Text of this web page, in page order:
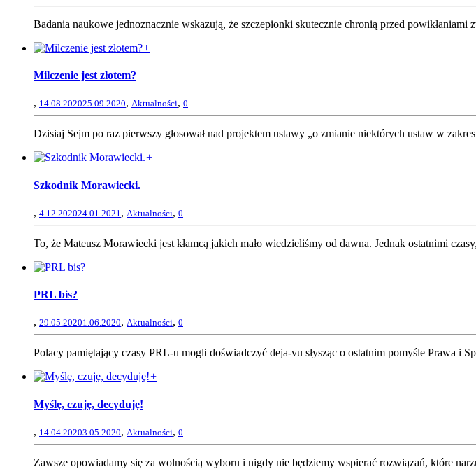
Badania naukowe jednoznacznie wskazują, że szczepionki skutecznie chronią przed
+
Milczenie jest złotem?
, 14.08.202025.09.2020, Aktualności, 0
Dzisiaj Sejm po raz pierwszy głosował nad projektem ustawy „o zmianie niektórych ustaw w
+
Szkodnik Morawiecki.
, 4.12.202024.01.2021 , Aktualności, 0
To, że Mateusz Morawiecki jest kłamcą jakich mało wiedzieliśmy od dawna. Jednak ostatnimi
+
PRL bis?
, 29.05.20201.06.2020, Aktualności, 0
Polacy pamiętający czasy PRL-u mogli doświadczyć deja-vu słysząc o ostatnim pomyśle Prawa i
+
Myślę, czuję, decyduję!
, 14.04.20203.05.2020, Aktualności, 0
Zawsze opowiadamy się za wolnością wyboru i nigdy nie będziemy wspierać rozwiązań, które